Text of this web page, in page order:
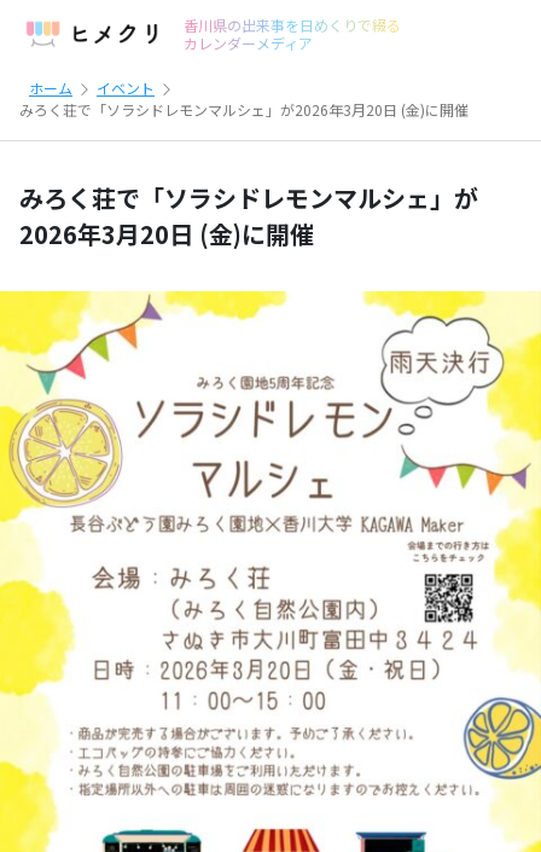
香川県の出来事を日めくりで綴る
カレンダーメディア
ホーム
イベント
みろく荘で「ソラシドレモンマルシェ」が2026年3月20日 (金)に開催
みろく荘で「ソラシドレモンマルシェ」が
2026年3月20日 (金)に開催